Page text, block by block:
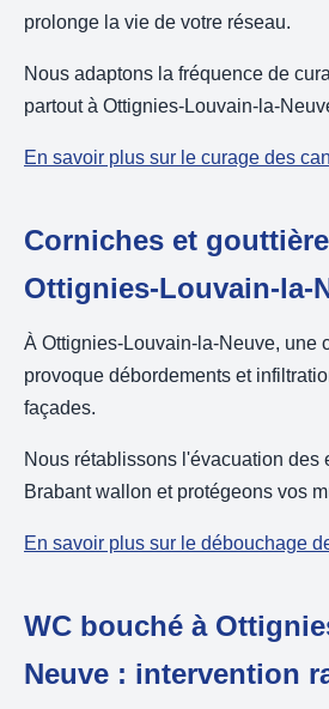
prolonge la vie de votre réseau.
Nous adaptons la fréquence de
partout à Ottignies-Louvain-la-
En savoir plus sur le curage des
Corniches et
Ottignies-Louvain-la-
À Ottignies-Louvain-la-Neuve, une
provoque débordements et
façades.
Nous rétablissons l'évacuation des
Brabant wallon et protégeons vos
En savoir plus sur le débouchage
WC bouché à
Neuve : intervention